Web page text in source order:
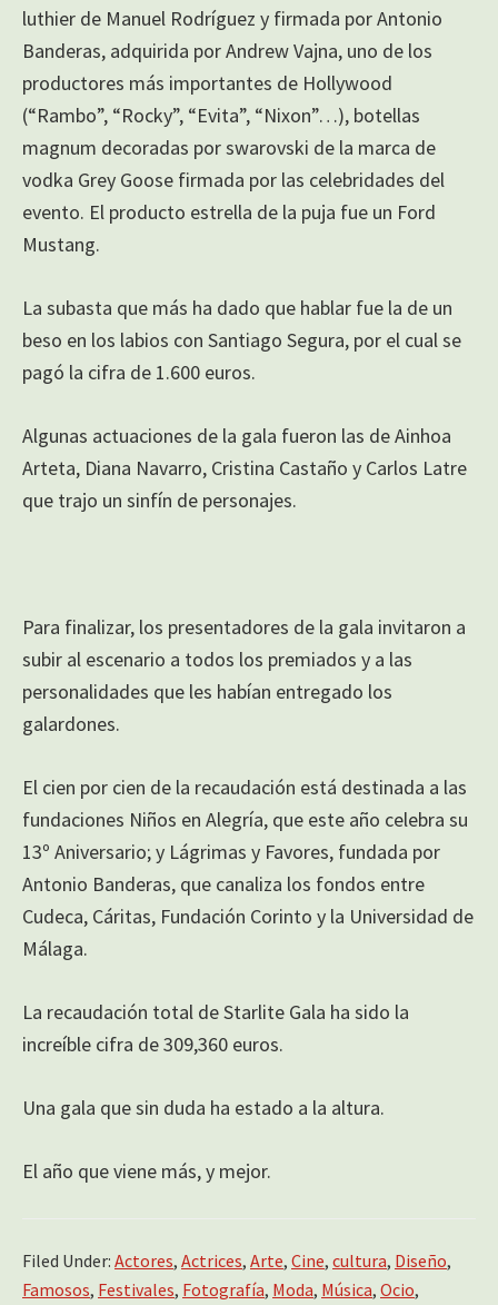
luthier de Manuel Rodríguez y firmada por Antonio
Banderas, adquirida por Andrew Vajna, uno de los
productores más importantes de Hollywood
(“Rambo”, “Rocky”, “Evita”, “Nixon”…), botellas
magnum decoradas por swarovski de la marca de
vodka Grey Goose firmada por las celebridades del
evento. El producto estrella de la puja fue un Ford
Mustang.
La subasta que más ha dado que hablar fue la de un
beso en los labios con Santiago Segura, por el cual se
pagó la cifra de 1.600 euros.
Algunas actuaciones de la gala fueron las de Ainhoa
Arteta, Diana Navarro, Cristina Castaño y Carlos Latre
que trajo un sinfín de personajes.
Para finalizar, los presentadores de la gala invitaron a
subir al escenario a todos los premiados y a las
personalidades que les habían entregado los
galardones.
El cien por cien de la recaudación está destinada a las
fundaciones Niños en Alegría, que este año celebra su
13º Aniversario; y Lágrimas y Favores, fundada por
Antonio Banderas, que canaliza los fondos entre
Cudeca, Cáritas, Fundación Corinto y la Universidad de
Málaga.
La recaudación total de Starlite Gala ha sido la
increíble cifra de 309,360 euros.
Una gala que sin duda ha estado a la altura.
El año que viene más, y mejor.
Filed Under: Actores, Actrices, Arte, Cine, cultura, Diseño,
Famosos, Festivales, Fotografía, Moda, Música, Ocio,